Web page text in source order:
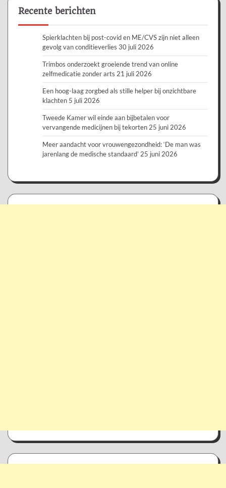
Recente berichten
Spierklachten bij post-covid en ME/CVS zijn niet alleen
gevolg van conditieverlies 30 juli 2026
Trimbos onderzoekt groeiende trend van online
zelfmedicatie zonder arts 21 juli 2026
Een hoog-laag zorgbed als stille helper bij onzichtbare
klachten 5 juli 2026
Tweede Kamer wil einde aan bijbetalen voor
vervangende medicijnen bij tekorten 25 juni 2026
Meer aandacht voor vrouwengezondheid: ‘De man was
jarenlang de medische standaard’ 25 juni 2026